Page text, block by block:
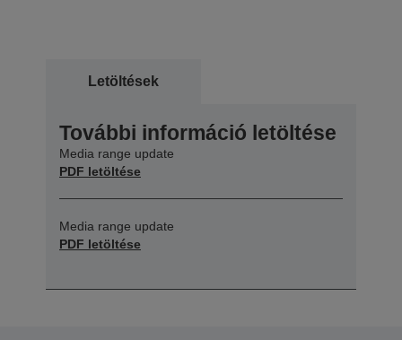
Letöltések
További információ letöltése
Media range update
PDF letöltése
Media range update
PDF letöltése